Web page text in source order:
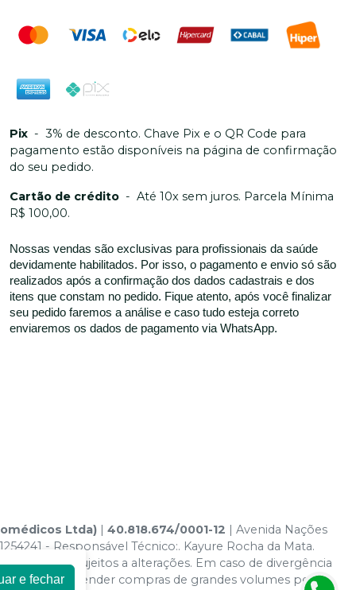
Pix - 3% de desconto. Chave Pix e o QR Code para
pagamento estão disponíveis na página de confirmação
do seu pedido.
Cartão de crédito - Até 10x sem juros. Parcela Mínima
R$ 100,00.
Nossas vendas são exclusivas para profissionais da saúde
devidamente habilitados. Por isso, o pagamento e envio só são
realizados após a confirmação dos dados cadastrais e dos
itens que constam no pedido. Fique atento, após você finalizar
seu pedido faremos a análise e caso tudo esteja correto
enviaremos os dados de pagamento via WhatsApp.
Ltda) 40.818.674/0001-12 | Avenida Nações
- Responsável Técnico:. Kayure Rocha da Mata.
estão sujeitos a alterações. Em caso de divergência
de não atender compras de grandes volumes pelo
e fechar